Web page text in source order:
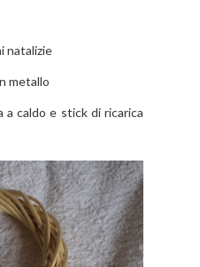
natalizie
metallo
a caldo e stick di ricarica